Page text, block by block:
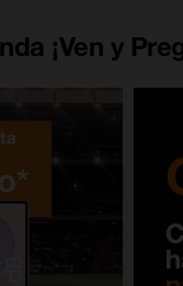
¡Ven y